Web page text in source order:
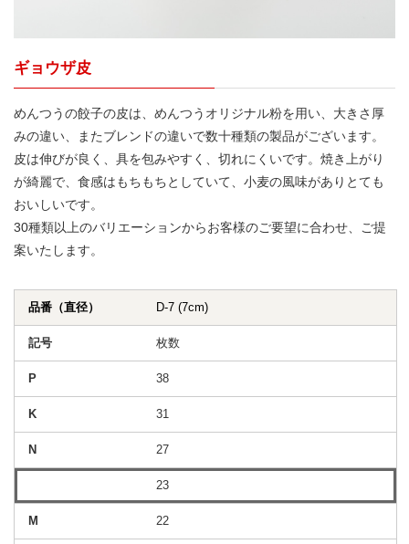
ギョウザ皮
めんつうの餃子の皮は、めんつうオリジナル粉を用い、大きさ厚
みの違い、またブレンドの違いで数十種類の製品がございます。
皮は伸びが良く、具を包みやすく、切れにくいです。焼き上がり
が綺麗で、食感はもちもちとしていて、小麦の風味がありとても
おいしいです。
30種類以上のバリエーションからお客様のご要望に合わせ、ご提
案いたします。
D-7 (7cm)
枚数
38
31
27
23
22